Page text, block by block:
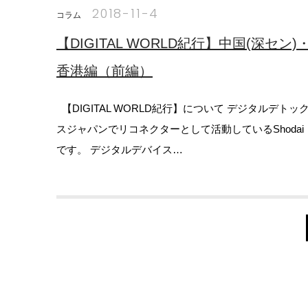
コラム 2018-11-4
【DIGITAL WORLD紀行】中国(深セン)・
香港編（前編）
【DIGITAL WORLD紀行】について デジタルデトック
スジャパンでリコネクターとして活動しているShodai
です。 デジタルデバイス…